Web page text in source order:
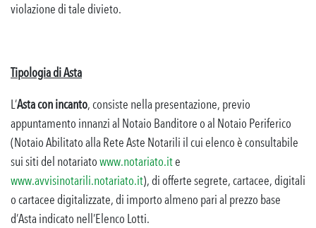
violazione di tale divieto.
Tipologia di Asta
L’Asta con incanto, consiste nella presentazione, previo
appuntamento innanzi al Notaio Banditore o al Notaio Periferico
(Notaio Abilitato alla Rete Aste Notarili il cui elenco è consultabile
sui siti del notariatowww.notariato.ite
www.avvisinotarili.notariato.it), di offerte segrete, cartacee, digitali
o cartacee digitalizzate, di importo almeno pari al prezzo base
d’Asta indicato nell’Elenco Lotti.